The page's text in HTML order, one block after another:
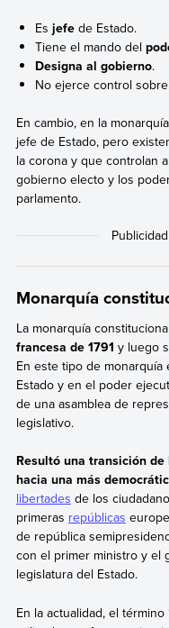
Esjefe de Estado.
Tiene el mando del
Designa al gobierno.
No ejerce control
En cambio, en la
jefe de Estado, pero
la corona y que controlan
gobierno electo y los
parlamento.
Monarquía
La monarquía constitucional
francesa de 1791 y luego
En este tipo de
Estado y en el poder
de una asamblea de
legislativo.
Resultó una transición
hacia una más
libertades de los
primeras repúblicas
de república
con el primer ministro y el
legislatura del Estado.
En la actualidad, el